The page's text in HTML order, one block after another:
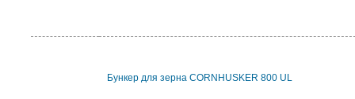
Бункер для зерна CORNHUSKER 800 UL